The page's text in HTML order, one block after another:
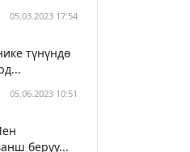
05.03.2023 17:54
түнүндө
05.06.2023 10:51
берүү...